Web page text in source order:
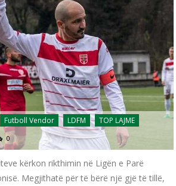
Futboll Vendor LDFM TOP LAJME
0
kërkon rikthimin në Ligën e Parë
Megjithatë për të bërë një gjë të tillë,